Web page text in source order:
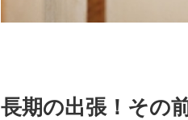
長期の出張！その